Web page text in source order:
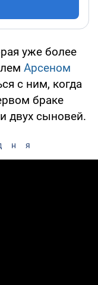
уже более
Арсеном
с ним, когда
браке
двух сыновей.